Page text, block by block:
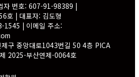
자 번호: 607-91-98389 |
호 | 대표자: 김도형
1545 | 이메일 주소:
구 중앙대로1043번길 50 4층 PICA
2025-부산연제-0064호